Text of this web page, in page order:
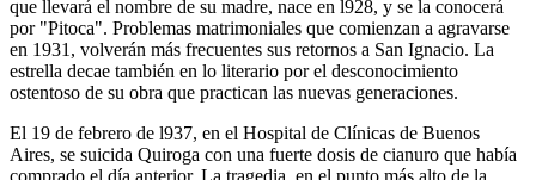
que llevará el nombre de su madre, nace en l928, y se la conocerá
por "Pitoca". Problemas matrimoniales que comienzan a agravarse
en 1931, volverán más frecuentes sus retornos a San Ignacio. La
estrella decae también en lo literario por el desconocimiento
ostentoso de su obra que practican las nuevas generaciones.
El 19 de febrero de l937, en el Hospital de Clínicas de Buenos
Aires, se suicida Quiroga con una fuerte dosis de cianuro que había
comprado el día anterior. La tragedia, en el punto más alto de la